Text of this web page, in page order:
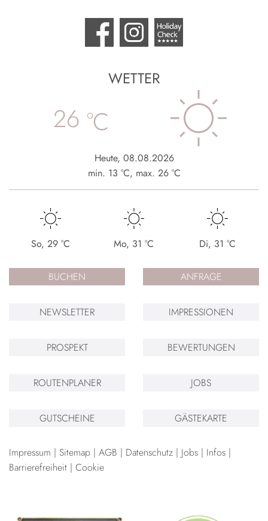
WETTER
26 °C
Heute, 08.08.2026
min. 13 °C, max. 26 °C
So,29 °C Mo, 31 °C Di, 31 °C
BUCHEN ANFRAGE
NEWSLETTER IMPRESSIONEN
PROSPEKT BEWERTUNGEN
ROUTENPLANER JOBS
GUTSCHEINE GÄSTEKARTE
Impressum Sitemap AGB Datenschutz Jobs
Infos
Barrierefreiheit
Cookie